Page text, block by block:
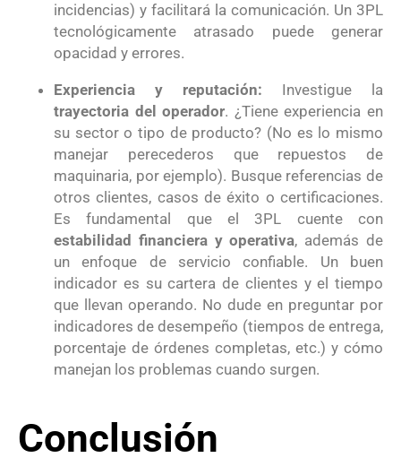
incidencias) y facilitará la comunicación. Un 3PL
tecnológicamente atrasado puede generar
opacidad y errores.
Experiencia y reputación: Investigue la
trayectoria del operador. ¿Tiene experiencia en
su sector o tipo de producto? (No es lo mismo
manejar perecederos que repuestos de
maquinaria, por ejemplo). Busque referencias de
otros clientes, casos de éxito o certificaciones.
Es fundamental que el 3PL cuente con
estabilidad financiera y operativa, además de
un enfoque de servicio confiable. Un buen
indicador es su cartera de clientes y el tiempo
que llevan operando. No dude en preguntar por
indicadores de desempeño (tiempos de entrega,
porcentaje de órdenes completas, etc.) y cómo
manejan los problemas cuando surgen.
Conclusión